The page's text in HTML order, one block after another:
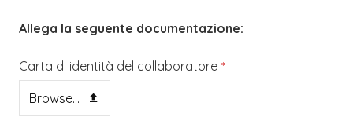
Allega la seguente documentazione:
Carta di identità del collaboratore *
Browse...